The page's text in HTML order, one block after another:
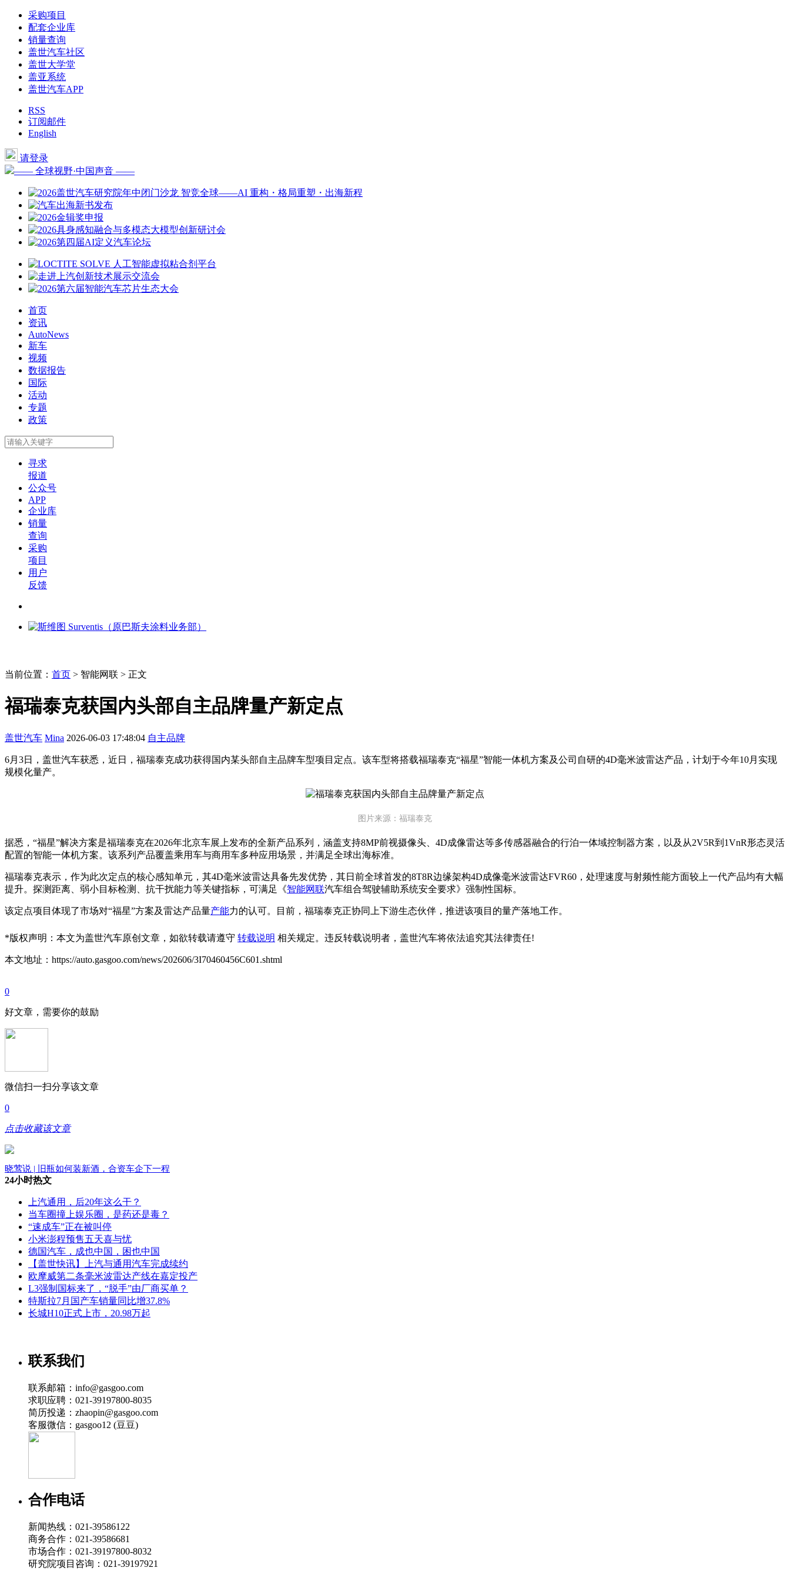
采购项目
配套企业库
销量查询
盖世汽车社区
盖世大学堂
盖亚系统
盖世汽车APP
RSS
订阅邮件
English
请登录
—— 全球视野·中国声音 ——
首页
资讯
AutoNews
新车
视频
数据报告
国际
活动
专题
政策
寻求
报道
公众号
APP
企业库
销量
查询
采购
项目
用户
反馈
当前位置： 首页 > 智能网联 > 正文
福瑞泰克获国内头部自主品牌量产新定点
盖世汽车 Mina 2026-06-03 17:48:04 自主品牌
6月3日，盖世汽车获悉，近日，福瑞泰克成功获得国内某头部自主品牌车型项目定点。该车型将搭载福瑞泰克“福星”智能一体机方案及公司自研的4D毫米波雷达产品，计划于今年10月实现
规模化量产。
图片来源：福瑞泰克
据悉，“福星”解决方案是福瑞泰克在2026年北京车展上发布的全新产品系列，涵盖支持8MP前视摄像头、4D成像雷达等多传感器融合的行泊一体域控制器方案，以及从2V5R到1VnR形态灵活
配置的智能一体机方案。该系列产品覆盖乘用车与商用车多种应用场景，并满足全球出海标准。
福瑞泰克表示，作为此次定点的核心感知单元，其4D毫米波雷达具备先发优势，其日前全球首发的8T8R边缘架构4D成像毫米波雷达FVR60，处理速度与射频性能方面较上一代产品均有大幅
提升。探测距离、弱小目标检测、抗干扰能力等关键指标，可满足《智能网联汽车组合驾驶辅助系统安全要求》强制性国标。
该定点项目体现了市场对“福星”方案及雷达产品量产能力的认可。目前，福瑞泰克正协同上下游生态伙伴，推进该项目的量产落地工作。
*版权声明：本文为盖世汽车原创文章，如欲转载请遵守 转载说明 相关规定。违反转载说明者，盖世汽车将依法追究其法律责任!
本文地址：https://auto.gasgoo.com/news/202606/3I70460456C601.shtml
0
好文章，需要你的鼓励
微信扫一扫分享该文章
0
点击收藏该文章
晓莺说 | 旧瓶如何装新酒，合资车企下一程
24小时热文
上汽通用，后20年这么干？
当车圈撞上娱乐圈，是药还是毒？
“速成车”正在被叫停
小米澎程预售五天喜与忧
德国汽车，成也中国，困也中国
【盖世快讯】上汽与通用汽车完成续约
欧摩威第二条毫米波雷达产线在嘉定投产
L3强制国标来了，“脱手”由厂商买单？
特斯拉7月国产车销量同比增37.8%
长城H10正式上市，20.98万起
联系我们
联系邮箱：info@gasgoo.com
求职应聘：021-39197800-8035
简历投递：zhaopin@gasgoo.com
客服微信：gasgoo12 (豆豆)
合作电话
新闻热线：021-39586122
商务合作：021-39586681
市场合作：021-39197800-8032
研究院项目咨询：021-39197921